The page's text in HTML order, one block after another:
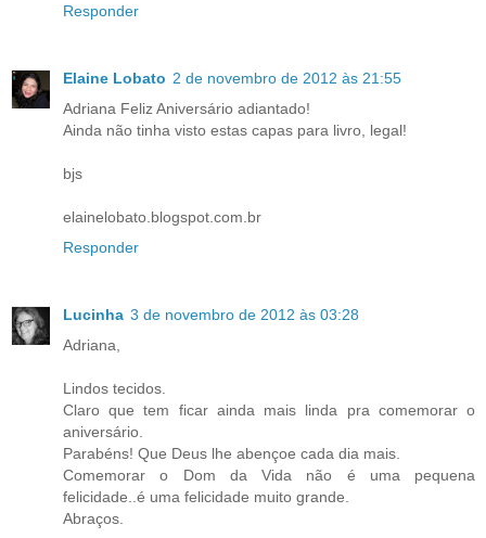
Responder
Elaine Lobato 2 de novembro de 2012 às 21:55
Adriana Feliz Aniversário adiantado!
Ainda não tinha visto estas capas para livro, legal!
bjs
elainelobato.blogspot.com.br
Responder
Lucinha 3 de novembro de 2012 às 03:28
Adriana,
Lindos tecidos.
Claro que tem ficar ainda mais linda pra comemorar o
aniversário.
Parabéns! Que Deus lhe abençoe cada dia mais.
Comemorar o Dom da Vida não é uma pequena
felicidade..é uma felicidade muito grande.
Abraços.